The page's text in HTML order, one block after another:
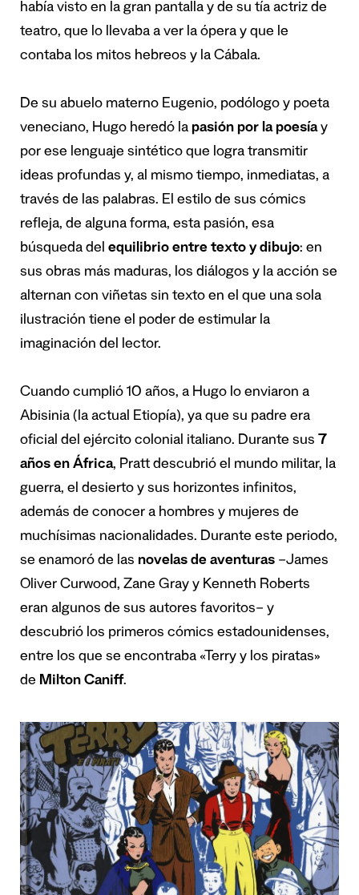
había visto en la gran pantalla y de su tía actriz de
teatro, que lo llevaba a ver la ópera y que le
contaba los mitos hebreos y la Cábala.
De su abuelo materno Eugenio, podólogo y poeta
veneciano, Hugo heredó la pasión por la poesíay
por ese lenguaje sintético que logra transmitir
ideas profundas y, al mismo tiempo, inmediatas, a
través de las palabras. El estilo de sus cómics
refleja, de alguna forma, esta pasión, esa
búsqueda del equilibrio entre texto y dibujo: en
sus obras más maduras, los diálogos y la acción se
alternan con viñetas sin texto en el que una sola
ilustración tiene el poder de estimular la
imaginación del lector.
Cuando cumplió 10 años, a Hugo lo enviaron a
Abisinia (la actual Etiopía), ya que su padre era
oficial del ejército colonial italiano. Durante sus 7
años en África, Pratt descubrió el mundo militar, la
guerra, el desierto y sus horizontes infinitos,
además de conocer a hombres y mujeres de
muchísimas nacionalidades. Durante este periodo,
se enamoró de las novelas de aventuras –James
Oliver Curwood, Zane Gray y Kenneth Roberts
eran algunos de sus autores favoritos– y
descubrió los primeros cómics estadounidenses,
entre los que se encontraba «Terry y los piratas»
de Milton Caniff.